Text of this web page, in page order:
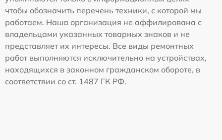
чтобы обозначить перечень техники, с которой мы
работаем. Наша организация не аффилирована с
владельцами указанных товарных знаков и не
представляет их интересы. Все виды ремонтных
работ выполняются исключительно на устройствах,
находящихся в законном гражданском обороте, в
соответствии со ст. 1487 ГК РФ.